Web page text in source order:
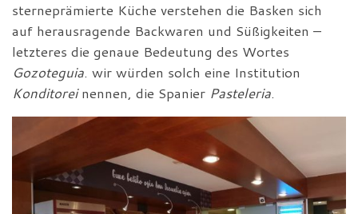
sterneprämierte Küche verstehen die Basken sich
auf herausragende Backwaren und Süßigkeiten –
letzteres die genaue Bedeutung des Wortes
Gozoteguia. wir würden solch eine Institution
Konditoreinennen, die Spanier Pasteleria.